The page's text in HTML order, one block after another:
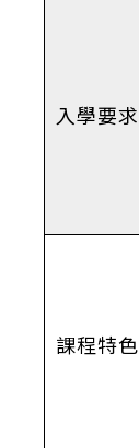
入學要求
課程特色